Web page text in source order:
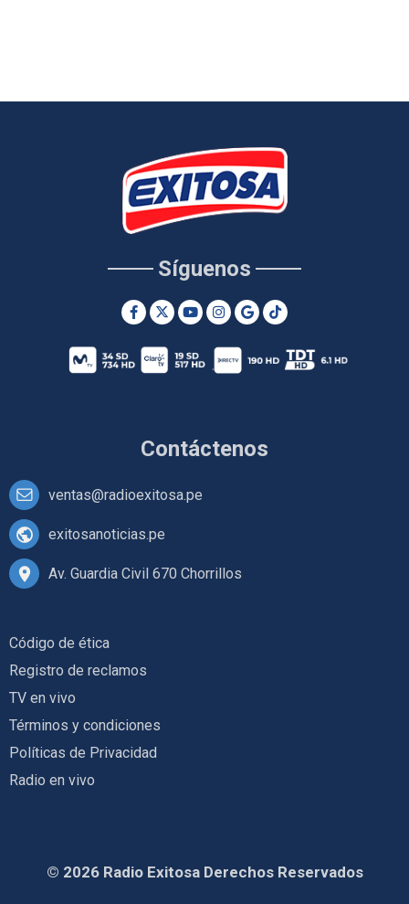
Contáctenos
ventas@radioexitosa.pe
exitosanoticias.pe
Av. Guardia Civil 670 Chorrillos
Síguenos
Código de ética
Registro de reclamos
TV en vivo
Términos y condiciones
Políticas de Privacidad
Radio en vivo
© 2026 Radio Exitosa Derechos Reservados